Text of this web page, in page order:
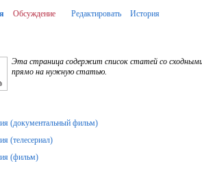
Обсуждение Редактировать История
Эта страница содержит список статей со сходными
прямо на нужную статью.
(документальный фильм)
(телесериал)
(фильм)